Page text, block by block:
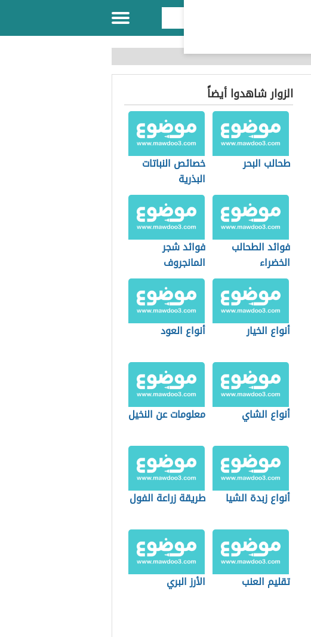
الزوار شاهدوا أيضاً
طحالب البحر
خصائص النباتات
البذرية
فوائد الطحالب
الخضراء
فوائد شجر
المانجروف
أنواع الخيار أنواع العود
أنواع الشاي معلومات عن النخيل
أنواع زبدة الشيا طريقة زراعة الفول
تقليم العنب الأرز البري